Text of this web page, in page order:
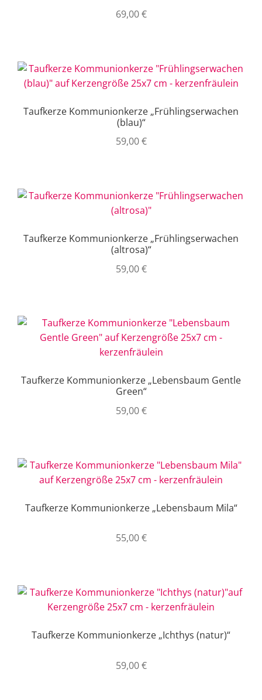
69,00€
Taufkerze Kommunionkerze „Frühlingserwachen
(blau)“
59,00€
Taufkerze Kommunionkerze „Frühlingserwachen
(altrosa)“
59,00€
Taufkerze Kommunionkerze „Lebensbaum Gentle
Green“
59,00€
Taufkerze Kommunionkerze „Lebensbaum Mila“
55,00€
Taufkerze Kommunionkerze „Ichthys (natur)“
59,00€